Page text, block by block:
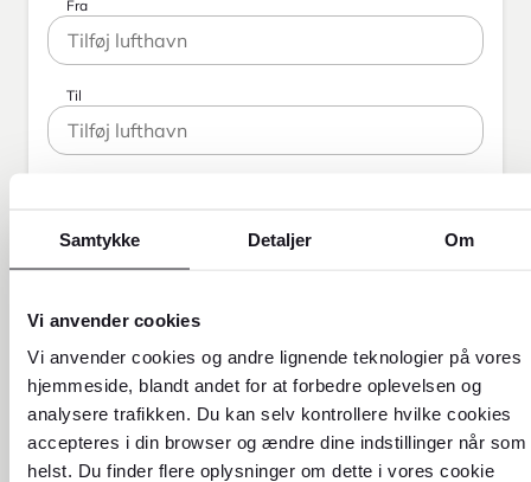
Samtykke Detaljer Om
Vi anvender cookies
Vi anvender cookies og andre lignende teknologier på vores
hjemmeside, blandt andet for at forbedre oplevelsen og
analysere trafikken. Du kan selv kontrollere hvilke cookies
accepteres i din browser og ændre dine indstillinger når som
helst. Du finder flere oplysninger om dette i vores cookie
Fra
Til
Rejsende
1 voksne
Billettype
Økonomi